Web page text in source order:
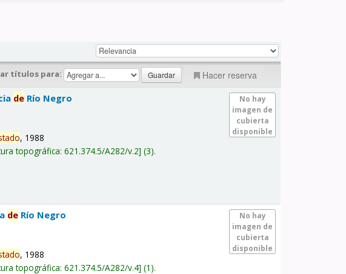
títulos para: Hacer reserva
No hay
imagen de
cubierta
disponible
de Río Negro
, 1988
topográfica:621.374.5/A282/v.2 (3).
No hay
imagen de
cubierta
disponible
de Río Negro
, 1988
topográfica:621.374.5/A282/v.4 (1).